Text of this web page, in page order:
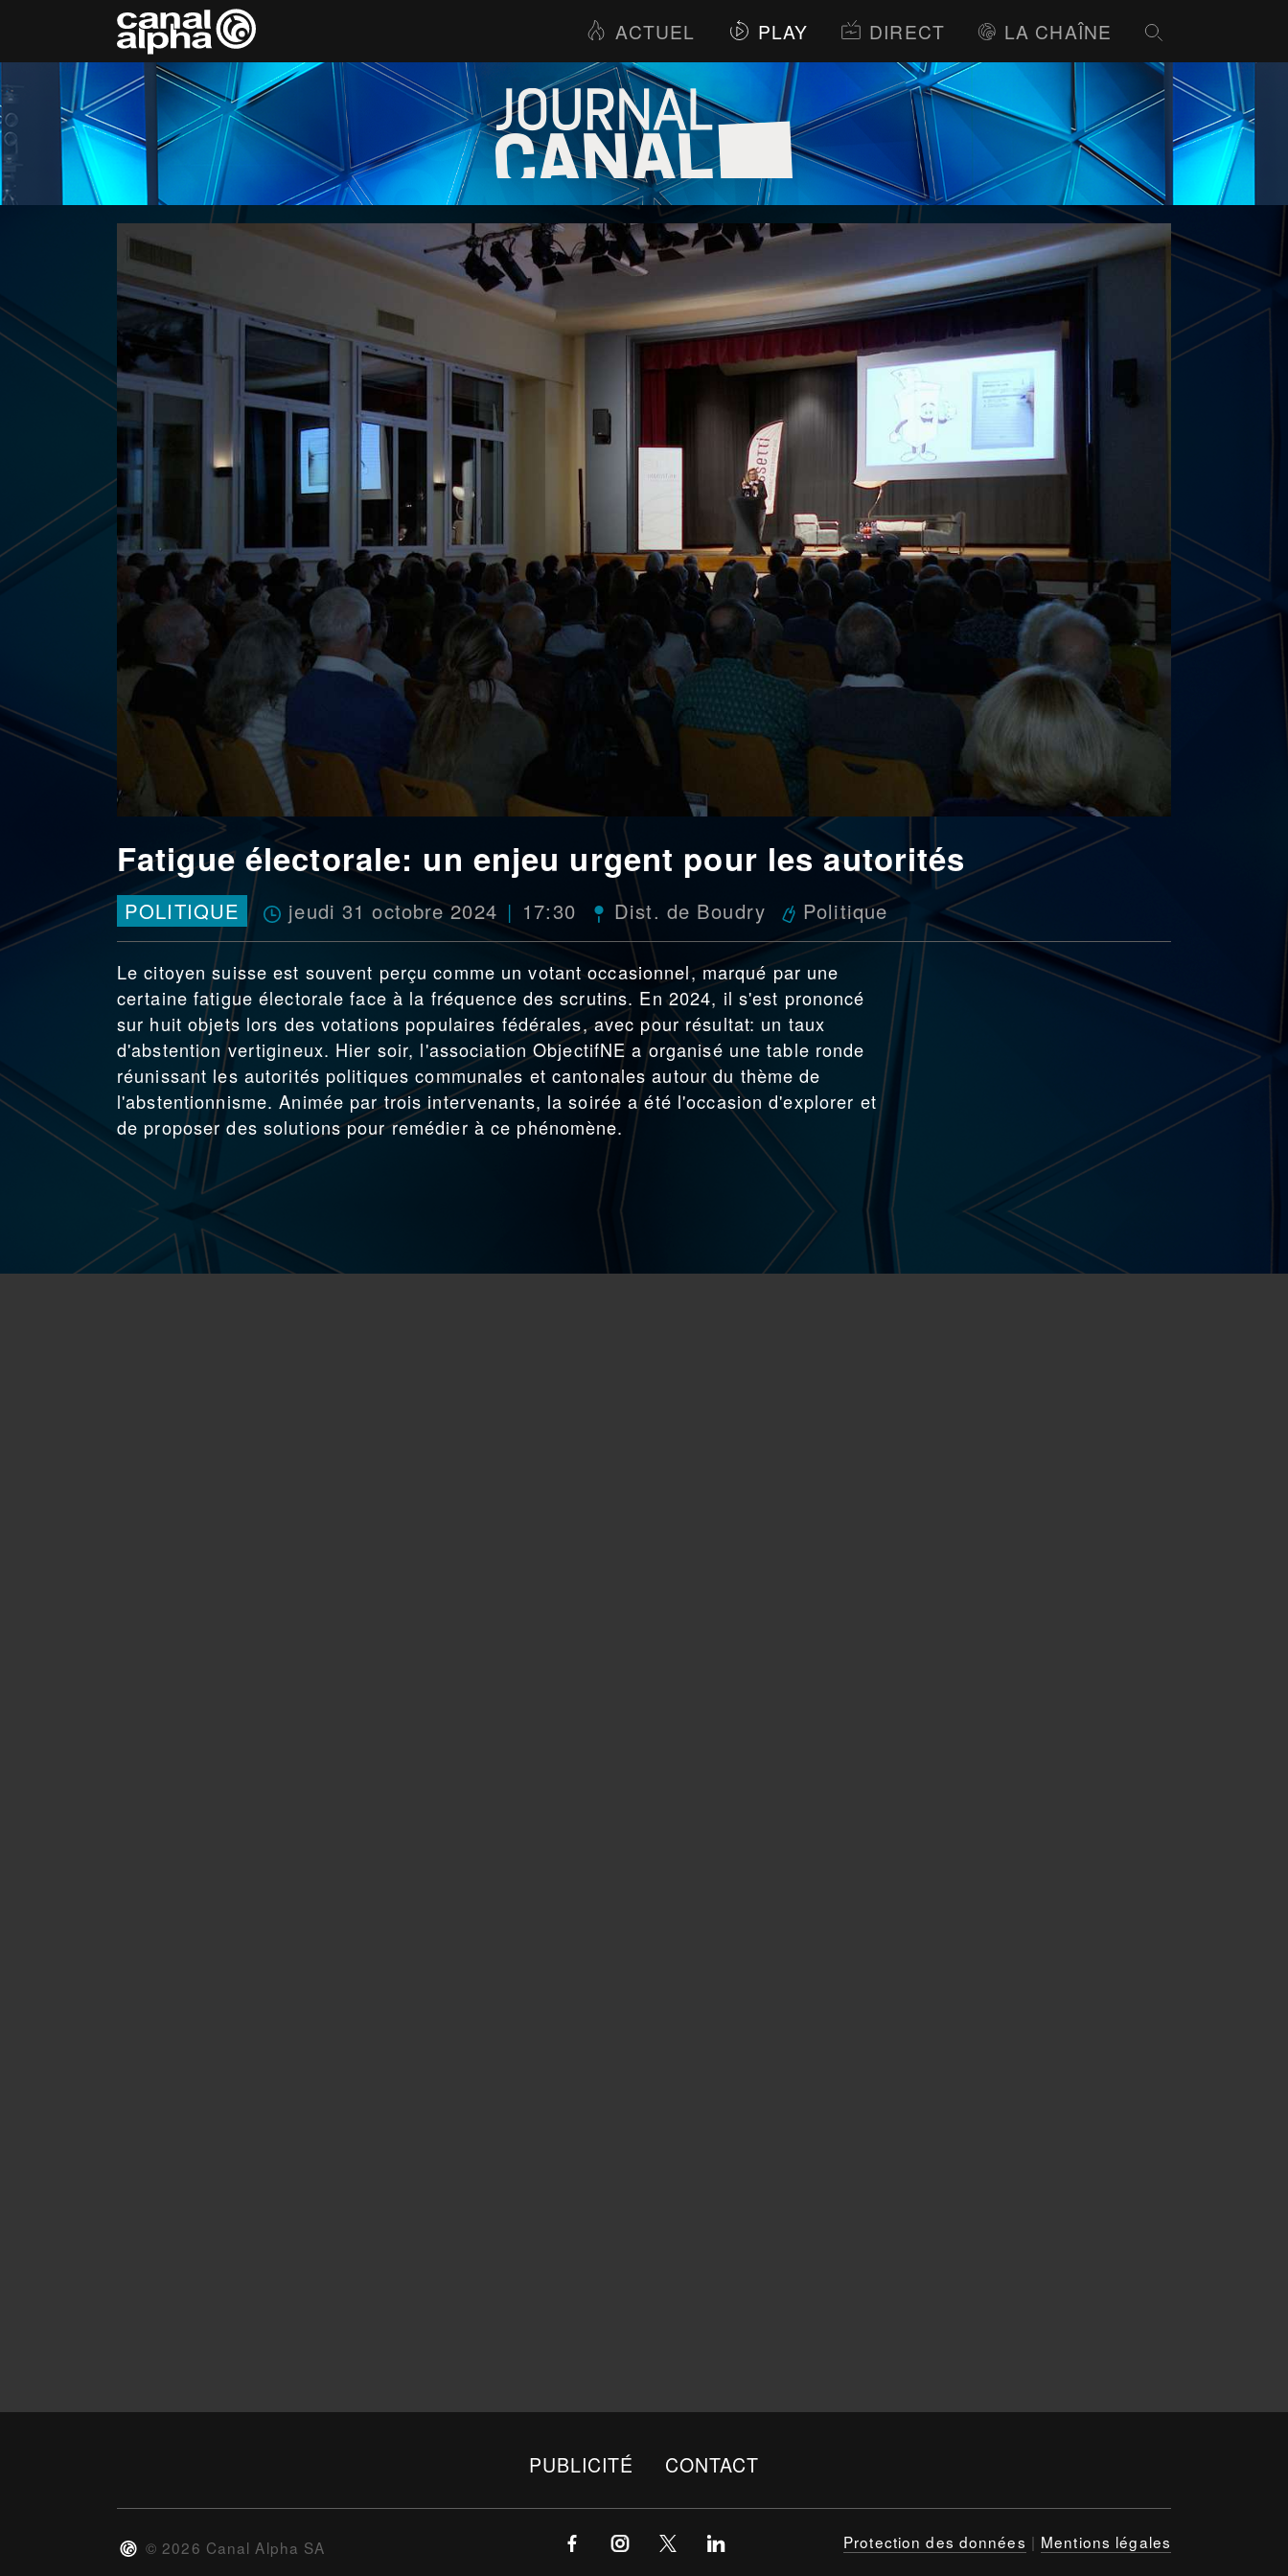
ACTUEL PLAY DIRECT LA CHAÎNE
Fatigue électorale: un enjeu urgent pour les autorités
POLITIQUE jeudi 31 octobre 2024 17:30 Dist. de Boudry Politique
Le citoyen suisse est souvent perçu comme un votant occasionnel, marqué par une
certaine fatigue électorale face à la fréquence des scrutins. En 2024, il s'est prononcé
sur huit objets lors des votations populaires fédérales, avec pour résultat: un taux
d'abstention vertigineux. Hier soir, l'association ObjectifNE a organisé une table ronde
réunissant les autorités politiques communales et cantonales autour du thème de
l'abstentionnisme. Animée par trois intervenants, la soirée a été l'occasion d'explorer et
de proposer des solutions pour remédier à ce phénomène.
PUBLICITÉ CONTACT
© 2026 Canal Alpha SA Protection des données | Mentions légales